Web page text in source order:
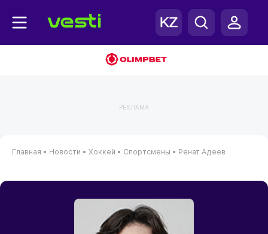
РЕКЛАМА
Главная • Новости • Хоккей • Спортсмены • Ренат Адеев